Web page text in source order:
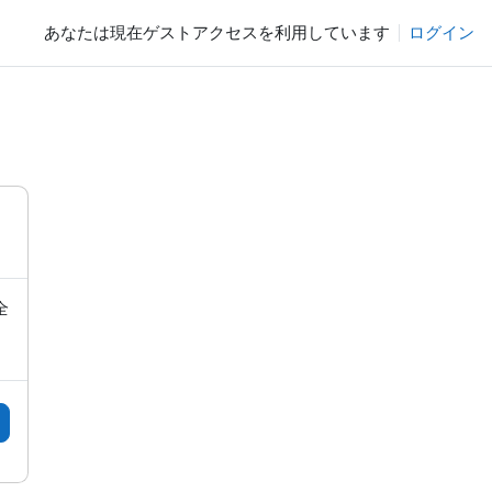
あなたは現在ゲストアクセスを利用しています ログイン